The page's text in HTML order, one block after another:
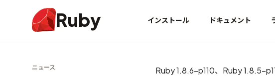
Ruby インストール ドキュメント
ニュース Ruby 1.8.6-p110、Ruby 1.8.5-